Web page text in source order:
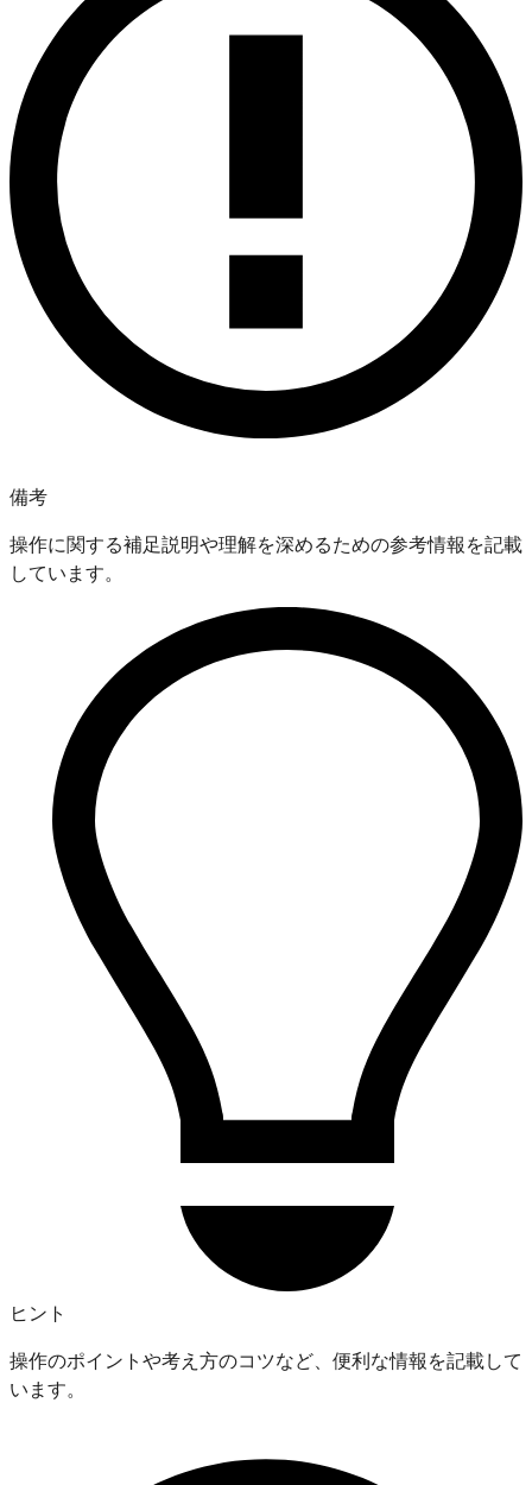
備考
操作に関する補足説明や理解を深めるための参考情報を記載
しています。
ヒント
操作のポイントや考え方のコツなど、便利な情報を記載して
います。